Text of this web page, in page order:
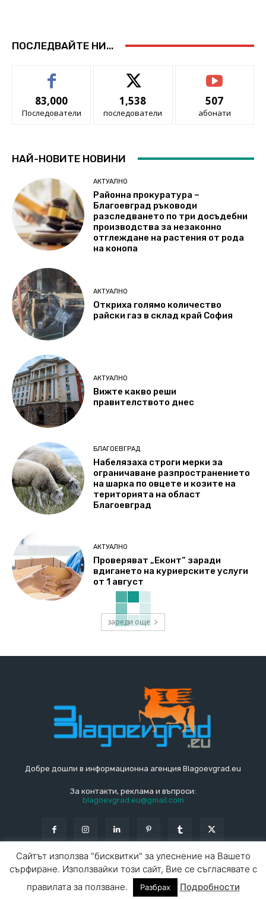
ПОСЛЕДВАЙТЕ НИ...
83,000
Последователи
1,538
последователи
507
абонати
НАЙ-НОВИТЕ НОВИНИ
АКТУАЛНО
Районна прокуратура –
Благоевград ръководи
разследването по три досъдебни
производства за незаконно
отглеждане на растения от рода
на конопа
АКТУАЛНО
Откриха голямо количество
райски газ в склад край София
АКТУАЛНО
Вижте какво реши
правителството днес
БЛАГОЕВГРАД
Набелязаха строги мерки за
ограничаване разпространението
на шарка по овцете и козите на
територията на област
Благоевград
АКТУАЛНО
Проверяват „Еконт“ заради
вдигането на куриерските услуги
от 1 август
зареди още
Добре дошли в информационна агенция Blagoevgrad.eu
За контакти, реклама и въпроси:
blagoevgrad.eu@gmail.com
Общи условия
За контакти
За реклама СПРАВОЧНИК СЪБИТИЯ
Сайтът използва "бисквитки" за улеснение на Вашето
сърфиране. Използвайки този сайт, Вие се съгласявате с
правилата за ползване.
Разбрах Подробности